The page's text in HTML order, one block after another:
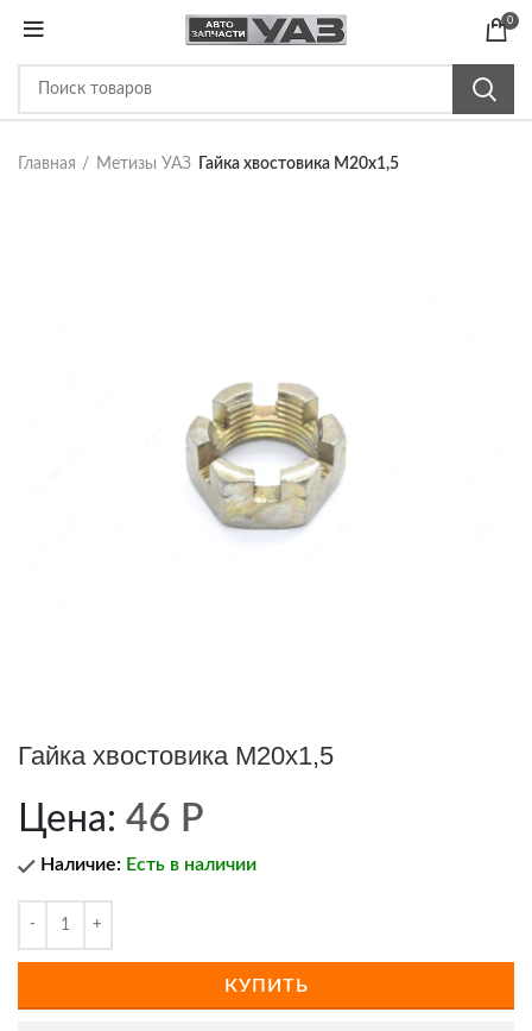
0
Главная Метизы УАЗ Гайка хвостовика М20х1,5
Гайка хвостовика М20х1,5
Цена: 46 Р
Наличие: Есть в наличии
КУПИТЬ